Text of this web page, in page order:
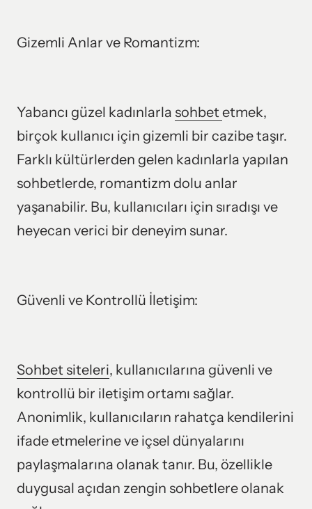
Gizemli Anlar ve Romantizm:
Yabancı güzel kadınlarla sohbet etmek,
birçok kullanıcı için gizemli bir cazibe taşır.
Farklı kültürlerden gelen kadınlarla yapılan
sohbetlerde, romantizm dolu anlar
yaşanabilir. Bu, kullanıcıları için sıradışı ve
heyecan verici bir deneyim sunar.
Güvenli ve Kontrollü İletişim:
Sohbet siteleri, kullanıcılarına güvenli ve
kontrollü bir iletişim ortamı sağlar.
Anonimlik, kullanıcıların rahatça kendilerini
ifade etmelerine ve içsel dünyalarını
paylaşmalarına olanak tanır. Bu, özellikle
duygusal açıdan zengin sohbetlere olanak